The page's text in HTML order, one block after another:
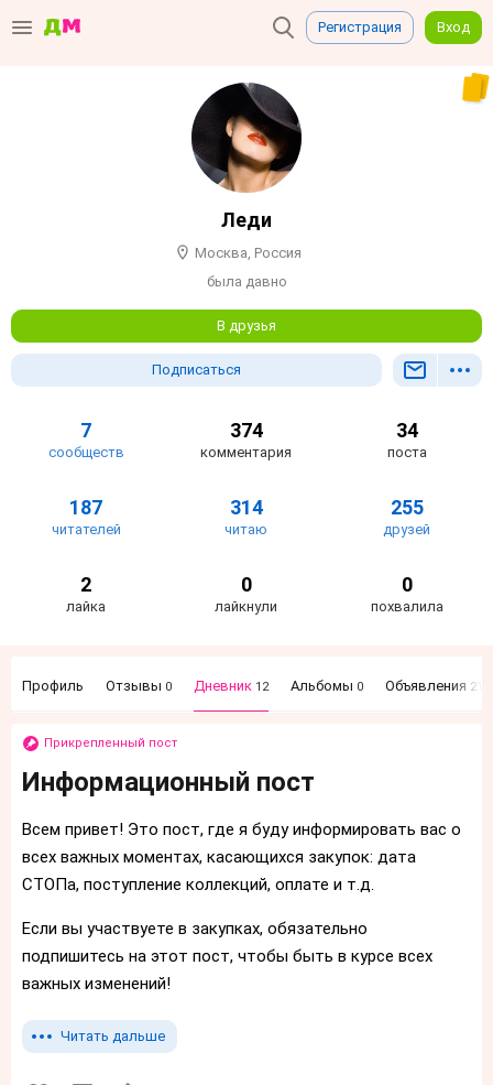
Регистрация Вход
Леди
Москва, Россия
была давно
В друзья
Подписаться
7
сообществ
374
комментария
34
поста
187
читателей
314
читаю
255
друзей
2
лайка
0
лайкнули
0
похвалила
Профиль Отзывы 0 Дневник 12 Альбомы 0 Объявления 21
Прикрепленный пост
Информационный пост
Всем привет! Это пост, где я буду информировать вас о
всех важных моментах, касающихся закупок: дата
СТОПа, поступление коллекций, оплате и т.д.
Если вы участвуете в закупках, обязательно
подпишитесь на этот пост, чтобы быть в курсе всех
важных изменений!
Читать дальше